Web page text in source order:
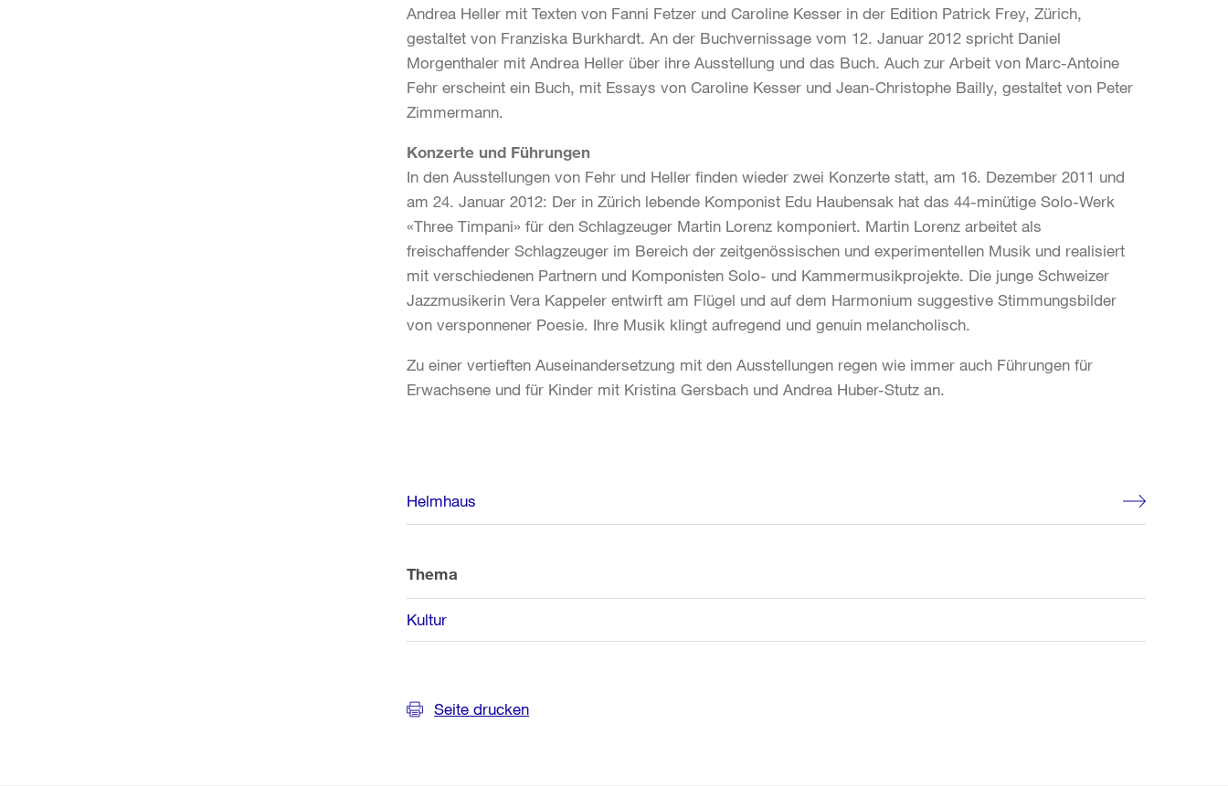
Andrea Heller mit Texten von Fanni Fetzer und Caroline Kesser in der Edition Patrick Frey, Zürich,
gestaltet von Franziska Burkhardt. An der Buchvernissage vom 12. Januar 2012 spricht Daniel
Morgenthaler mit Andrea Heller über ihre Ausstellung und das Buch. Auch zur Arbeit von Marc-Antoine
Fehr erscheint ein Buch, mit Essays von Caroline Kesser und Jean-Christophe Bailly, gestaltet von Peter
Zimmermann.
Konzerte und Führungen
In den Ausstellungen von Fehr und Heller finden wieder zwei Konzerte statt, am 16. Dezember 2011 und
am 24. Januar 2012: Der in Zürich lebende Komponist Edu Haubensak hat das 44-minütige Solo-Werk
«Three Timpani» für den Schlagzeuger Martin Lorenz komponiert. Martin Lorenz arbeitet als
freischaffender Schlagzeuger im Bereich der zeitgenössischen und experimentellen Musik und realisiert
mit verschiedenen Partnern und Komponisten Solo- und Kammermusikprojekte. Die junge Schweizer
Jazzmusikerin Vera Kappeler entwirft am Flügel und auf dem Harmonium suggestive Stimmungsbilder
von versponnener Poesie. Ihre Musik klingt aufregend und genuin melancholisch.
Zu einer vertieften Auseinandersetzung mit den Ausstellungen regen wie immer auch Führungen für
Erwachsene und für Kinder mit Kristina Gersbach und Andrea Huber-Stutz an.
Weitere
Informationen
Helmhaus
Thema
Kultur
Seite drucken